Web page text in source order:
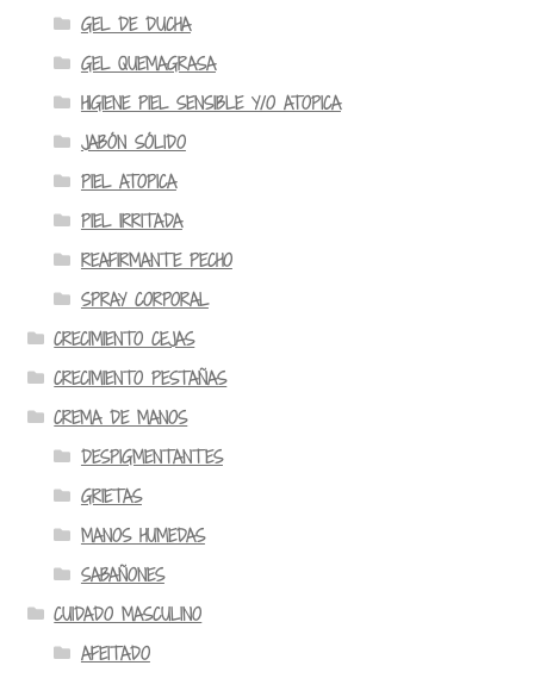
GEL DE DUCHA
GEL QUEMAGRASA
HIGIENE PIEL SENSIBLE Y/O ATOPICA
JABÓN SÓLIDO
PIEL ATOPICA
PIEL IRRITADA
REAFIRMANTE PECHO
SPRAY CORPORAL
CRECIMIENTO CEJAS
CRECIMIENTO PESTAÑAS
CREMA DE MANOS
DESPIGMENTANTES
GRIETAS
MANOS HUMEDAS
SABAÑONES
CUIDADO MASCULINO
AFEITADO